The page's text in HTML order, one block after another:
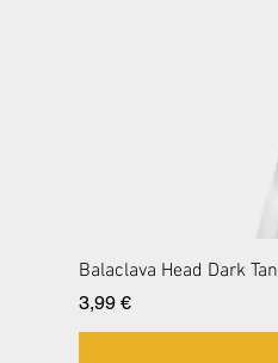
Balaclava Head Dark Tan
Preis
3,99 €